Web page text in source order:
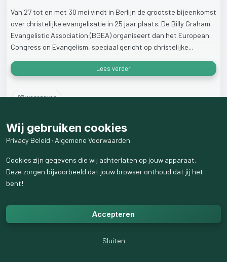
Van 27 tot en met 30 mei vindt in Berlijn de grootste bijeenkomst
over christelijke evangelisatie in 25 jaar plaats. De Billy Graham
Evangelistic Association (BGEA) organiseert dan het European
Congress on Evangelism, speciaal gericht op christelijke...
Lees verder
27weergaven
Wij gebruiken cookies
Privacy Beleid · Algemene Voorwaarden
Cookies zijn gegevens die wij achterlaten op jouw apparaat.
Deze zorgen bijvoorbeeld dat jouw browser onthoud dat jij het
bent!
Accepteren
Sluiten